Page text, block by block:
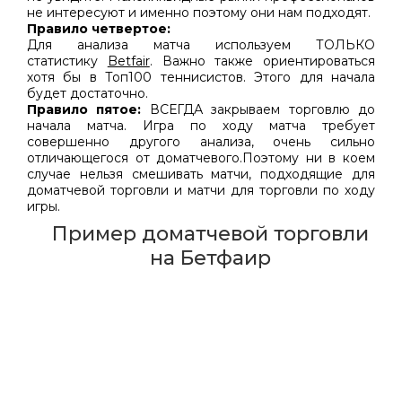
не интересуют и именно поэтому они нам подходят.
Правило четвертое:
Для анализа матча используем ТОЛЬКО
статистику Betfair. Важно также ориентироваться
хотя бы в Топ­100 теннисистов. Этого для начала
будет достаточно.
Правило пятое: ВСЕГДА закрываем торговлю до
начала матча. Игра по ходу матча требует
совершенно другого анализа, очень сильно
отличающегося от доматчевого.Поэтому ни в коем
случае нельзя смешивать матчи, подходящие для
доматчевой торговли и матчи для торговли по ходу
игры.
Пример доматчевой торговли
на Бетфаир